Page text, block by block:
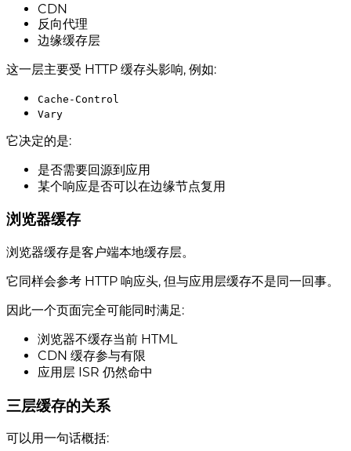
CDN
反向代理
边缘缓存层
这一层主要受 HTTP 缓存头影响, 例如:
Cache-Control
Vary
它决定的是:
是否需要回源到应用
某个响应是否可以在边缘节点复用
浏览器缓存
浏览器缓存是客户端本地缓存层。
它同样会参考 HTTP 响应头, 但与应用层缓存不是同一回事。
因此一个页面完全可能同时满足:
浏览器不缓存当前 HTML
CDN 缓存参与有限
应用层 ISR 仍然命中
三层缓存的关系
可以用一句话概括: